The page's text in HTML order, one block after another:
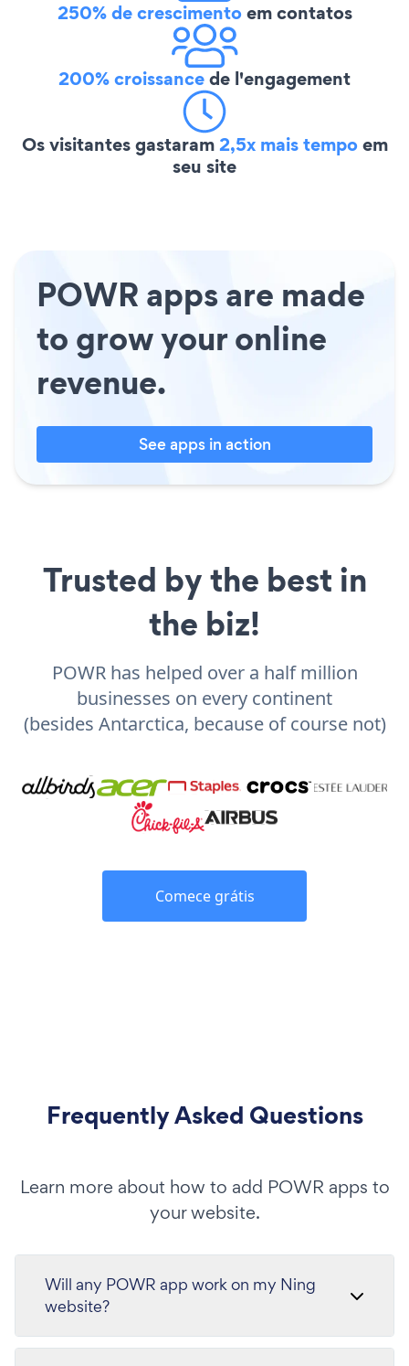
250% de crescimentoem contatos
200% croissancede l'engagement
Os visitantes gastaram2,5x mais tempoem
seu site
POWR apps are made
to grow your online
revenue.
See apps in action
Trusted by the best in
the biz!
POWR has helped over a half million
businesses on every continent
(besides Antarctica, because of course not)
Comece grátis
Frequently Asked Questions
Learn more about how to add POWR apps to
your website.
Will any POWR app work on my Ning
website?